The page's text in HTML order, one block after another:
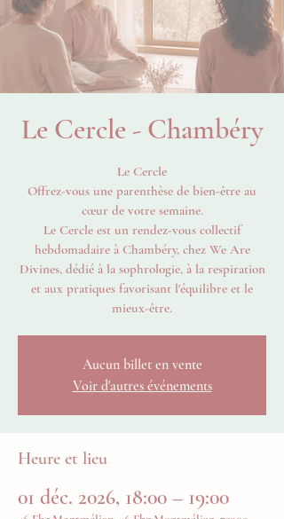
Le Cercle - Chambéry
Le Cercle
Offrez-vous une parenthèse de bien-être au
cœur de votre semaine.
Le Cercle est un rendez-vous collectif
hebdomadaire à Chambéry, chez We Are
Divines, dédié à la sophrologie, à la respiration
et aux pratiques favorisant l'équilibre et le
mieux-être.
Aucun billet en vente
Voir d'autres événements
Heure et lieu
01 déc. 2026, 18:00 – 19:00